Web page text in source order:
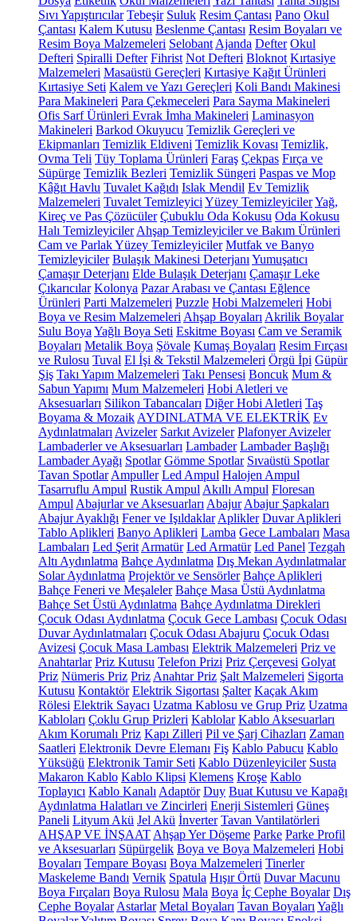
Sıvı Yapıştırıcılar Tebeşir Suluk Resim Çantası Pano Okul
Çantası Kalem Kutusu Beslenme Çantası Resim Boyaları ve
Resim Boya Malzemeleri Selobant Ajanda Defter Okul
Defteri Spiralli Defter Fihrist Not Defteri Bloknot Kırtasiye
Malzemeleri Masaüstü Gereçleri Kırtasiye Kağıt Ürünleri
Kırtasiye Seti Kalem ve Yazı Gereçleri Koli Bandı Makinesi
Para Makineleri Para Çekmeceleri Para Sayma Makineleri
Ofis Sarf Ürünleri Evrak İmha Makineleri Laminasyon
Makineleri Barkod Okuyucu Temizlik Gereçleri ve
Ekipmanları Temizlik Eldiveni Temizlik Kovası Temizlik,
Ovma Teli Tüy Toplama Ürünleri Faraş Çekpas Fırça ve
Süpürge Temizlik Bezleri Temizlik Süngeri Paspas ve Mop
Kâğıt Havlu Tuvalet Kağıdı Islak Mendil Ev Temizlik
Malzemeleri Tuvalet Temizleyici Yüzey TemizleyicilerYağ,
Kireç ve Pas Çözücüler Çubuklu Oda Kokusu Oda Kokusu
Halı Temizleyiciler Ahşap Temizleyiciler ve Bakım Ürünleri
Cam ve Parlak Yüzey Temizleyiciler Mutfak ve Banyo
Temizleyiciler Bulaşık Makinesi Deterjanı Yumuşatıcı
Çamaşır Deterjanı Elde Bulaşık Deterjanı Çamaşır Leke
Çıkarıcılar Kolonya Pazar Arabası ve Çantası Eğlence
Ürünleri Parti Malzemeleri Puzzle Hobi Malzemeleri Hobi
Boya ve Resim Malzemeleri Ahşap Boyaları Akrilik Boyalar
Sulu Boya Yağlı Boya Seti Eskitme Boyası Cam ve Seramik
Boyaları Metalik Boya Şövale Kumaş Boyaları Resim Fırçası
ve Rulosu Tuval El İşi & Tekstil Malzemeleri Örgü İpi Güpür
Şiş Takı Yapım Malzemeleri Takı Pensesi Boncuk Mum &
Sabun Yapımı Mum Malzemeleri Hobi Aletleri ve
Aksesuarları Silikon Tabancaları Diğer Hobi Aletleri Taş
Boyama & Mozaik AYDINLATMA VE ELEKTRİK Ev
Aydınlatmaları Avizeler Sarkıt Avizeler Plafonyer Avizeler
Lambaderler ve Aksesuarları Lambader Lambader Başlığı
Lambader Ayağı Spotlar Gömme Spotlar Sıvaüstü Spotlar
Tavan Spotlar Ampuller Led Ampul Halojen Ampul
Tasarruflu Ampul Rustik Ampul Akıllı Ampul Floresan
Ampul Abajurlar ve Aksesuarları Abajur Abajur Şapkaları
Abajur Ayaklığı Fener ve Işıldaklar Aplikler Duvar Aplikleri
Tablo Aplikleri Banyo Aplikleri Lamba Gece Lambaları Masa
Lambaları Led Şerit Armatür Led Armatür Led Panel Tezgah
Altı Aydınlatma Bahçe Aydınlatma Dış Mekan Aydınlatmalar
Solar Aydınlatma Projektör ve Sensörler Bahçe Aplikleri
Bahçe Feneri ve Meşaleler Bahçe Masa Üstü Aydınlatma
Bahçe Set Üstü Aydınlatma Bahçe Aydınlatma Direkleri
Çocuk Odası Aydınlatma Çocuk Gece Lambası Çocuk Odası
Duvar Aydınlatmaları Çocuk Odası Abajuru Çocuk Odası
Avizesi Çocuk Masa Lambası Elektrik Malzemeleri Priz ve
Anahtarlar Priz Kutusu Telefon Prizi Priz Çerçevesi Golyat
Priz Nümeris Priz Priz Anahtar Priz Şalt Malzemeleri Sigorta
Kutusu Kontaktör Elektrik Sigortası Şalter Kaçak Akım
Rölesi Elektrik Sayacı Uzatma Kablosu ve Grup Priz Uzatma
Kabloları Çoklu Grup Prizleri Kablolar Kablo Aksesuarları
Akım Korumalı Priz Kapı Zilleri Pil ve Şarj Cihazları Zaman
Saatleri Elektronik Devre Elemanı Fiş Kablo Pabucu Kablo
Yüksüğü Elektronik Tamir Seti Kablo Düzenleyiciler Susta
Makaron Kablo Kablo Klipsi Klemens Kroşe Kablo
Toplayıcı Kablo Kanalı Adaptör Duy Buat Kutusu ve Kapağı
Aydınlatma Halatları ve Zincirleri Enerji Sistemleri Güneş
Paneli Lityum Akü Jel Akü İnverter Tavan Vantilatörleri
AHŞAP VE İNŞAAT Ahşap Yer Döşeme Parke Parke Profil
ve Aksesuarları Süpürgelik Boya ve Boya Malzemeleri Hobi
Boyaları Tempare Boyası Boya Malzemeleri Tinerler
Maskeleme Bandı Vernik Spatula Hışır Örtü Duvar Macunu
Boya Fırçaları Boya Rulosu Mala Boya İç Cephe Boyalar Dış
Cephe Boyalar Astarlar Metal Boyaları Tavan Boyaları Yağlı